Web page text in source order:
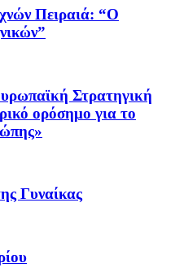
Πειραιά: “Ο
Στρατηγική
ορόσημο για το
Γυναίκας